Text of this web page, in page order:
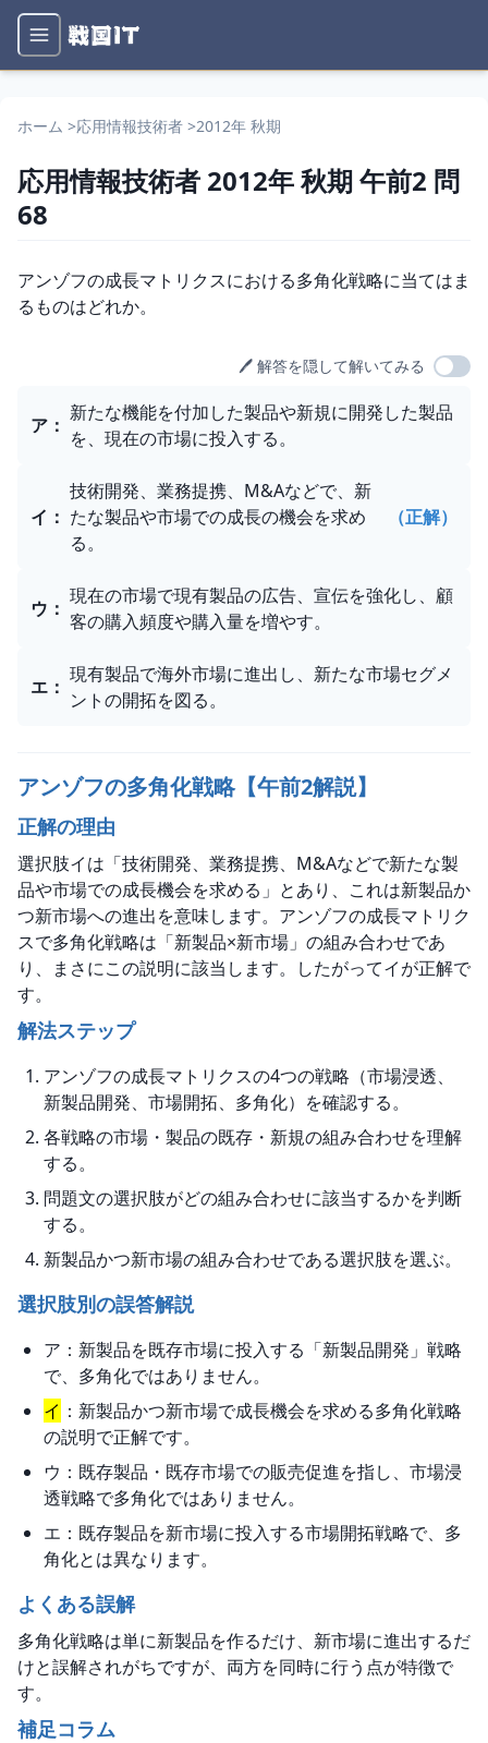
ホーム >応用情報技術者 >2012年 秋期
応用情報技術者 2012年 秋期午前2 問
68
問題文
アンゾフの成長マトリクスにおける多角化戦略に当てはま
るものはどれか。
🖊️ 解答を隠して解いてみる
選択肢
ア ：
新たな機能を付加した製品や新規に開発した製品
を、現在の市場に投入する。
イ ：
技術開発、業務提携、M&Aなどで、新
たな製品や市場での成長の機会を求め
る。
（正解）
ウ ：
現在の市場で現有製品の広告、宣伝を強化し、顧
客の購入頻度や購入量を増やす。
エ ：
現有製品で海外市場に進出し、新たな市場セグメ
ントの開拓を図る。
アンゾフの多角化戦略【午前2解説】
正解の理由
選択肢イは「技術開発、業務提携、M&Aなどで新たな製
品や市場での成長機会を求める」とあり、これは新製品か
つ新市場への進出を意味します。アンゾフの成長マトリク
スで多角化戦略は「新製品×新市場」の組み合わせであ
り、まさにこの説明に該当します。したがってイが正解で
す。
解法ステップ
アンゾフの成長マトリクスの4つの戦略（市場浸透、
新製品開発、市場開拓、多角化）を確認する。
各戦略の市場・製品の既存・新規の組み合わせを理解
する。
問題文の選択肢がどの組み合わせに該当するかを判断
する。
新製品かつ新市場の組み合わせである選択肢を選ぶ。
選択肢別の誤答解説
ア：新製品を既存市場に投入する「新製品開発」戦略
で、多角化ではありません。
イ ：新製品かつ新市場で成長機会を求める多角化戦略
の説明で正解です。
ウ：既存製品・既存市場での販売促進を指し、市場浸
透戦略で多角化ではありません。
エ：既存製品を新市場に投入する市場開拓戦略で、多
角化とは異なります。
よくある誤解
多角化戦略は単に新製品を作るだけ、新市場に進出するだ
けと誤解されがちですが、両方を同時に行う点が特徴で
す。
補足コラム